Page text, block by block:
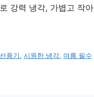
강력 냉각, 가볍고 작아
풍기,시원한 냉각, 여름 필수